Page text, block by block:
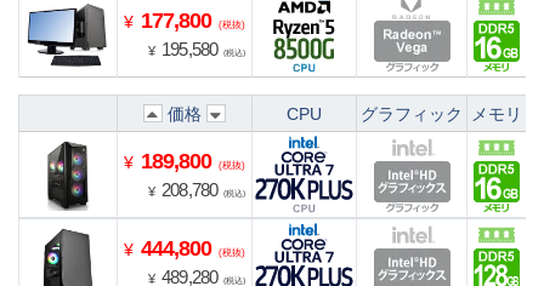
¥ 177,800 (税抜)
¥ 195,580 (税込)
価格 CPU グラフィック メモリ
¥ 189,800 (税抜)
¥ 208,780 (税込)
¥ 444,800 (税抜)
¥ 489,280 (税込)